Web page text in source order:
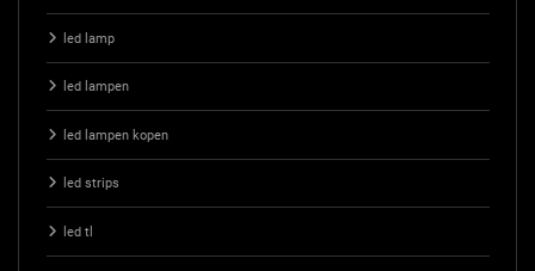
led lamp
led lampen
led lampen kopen
led strips
led tl